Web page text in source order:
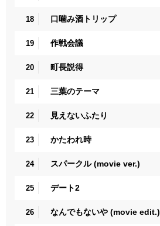
18 口噛み酒トリップ
19 作戦会議
20 町長説得
21 三葉のテーマ
22 見えないふたり
23 かたわれ時
24 スパークル (movie ver.)
25 デート2
26 なんでもないや (movie edit.)